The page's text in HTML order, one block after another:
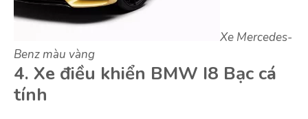
Xe Mercedes-
Benz màu vàng
4. Xe điều khiển BMW I8 Bạc cá
tính